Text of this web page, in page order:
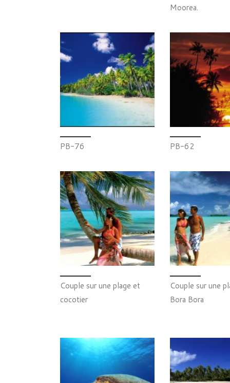
Moorea.
PB-76 PB-62
Couple sur une plage et
cocotier
Couple sur une
Bora Bora